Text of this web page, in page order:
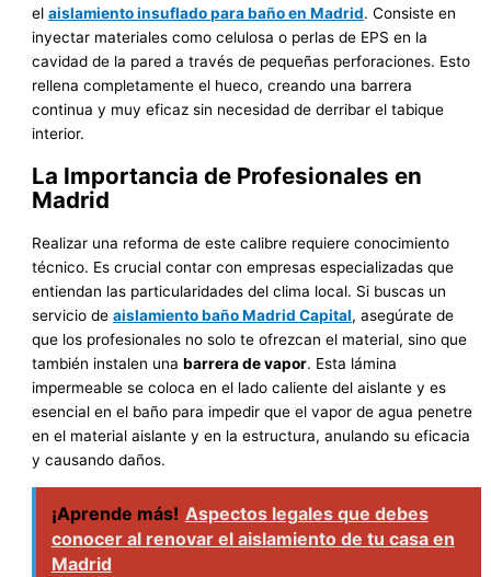
elaislamiento insuflado para baño en Madrid. Consiste en
inyectar materiales como celulosa o perlas de EPS en la
cavidad de la pared a través de pequeñas perforaciones. Esto
rellena completamente el hueco, creando una barrera
continua y muy eficaz sin necesidad de derribar el tabique
interior.
La Importancia de Profesionales en
Madrid
Realizar una reforma de este calibre requiere conocimiento
técnico. Es crucial contar con empresas especializadas que
entiendan las particularidades del clima local. Si buscas un
servicio deaislamiento baño Madrid Capital, asegúrate de
que los profesionales no solo te ofrezcan el material, sino que
también instalen unabarrera de vapor. Esta lámina
impermeable se coloca en el lado caliente del aislante y es
esencial en el baño para impedir que el vapor de agua penetre
en el material aislante y en la estructura, anulando su eficacia
y causando daños.
¡Aprende más! Aspectos legales que debes
conocer al renovar el aislamiento de tu casa en
Madrid